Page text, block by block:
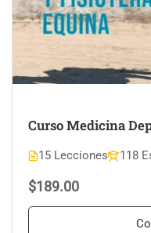
Curso Medicina
15 Lecciones 118
$189.00